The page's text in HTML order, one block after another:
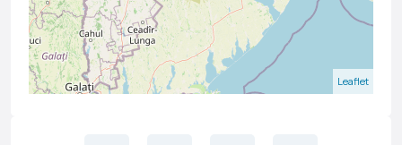
Leaflet